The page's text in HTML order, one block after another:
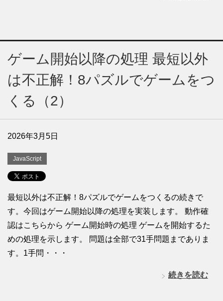
ゲーム開始以降の処理 最短以外
は不正解！8パズルでゲームをつ
くる（2）
2026年3月5日
JavaScript
最短以外は不正解！8パズルでゲームをつくるの続きで
す。今回はゲーム開始以降の処理を実装します。 動作確
認はこちらから ゲーム開始時の処理 ゲームを開始するた
めの処理を示します。 問題は全部で31手問題までありま
す。1手問・・・
続きを読む